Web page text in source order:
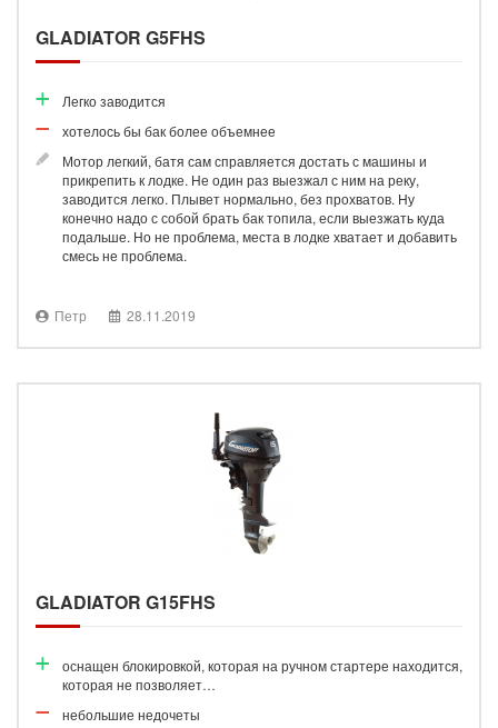
GLADIATOR G5FHS
Легко заводится
хотелось бы бак более объемнее
Мотор легкий, батя сам справляется достать с машины и
прикрепить к лодке. Не один раз выезжал с ним на реку,
заводится легко. Плывет нормально, без прохватов. Ну
конечно надо с собой брать бак топила, если выезжать куда
подальше. Но не проблема, места в лодке хватает и добавить
смесь не проблема.
Петр 28.11.2019
GLADIATOR G15FHS
оснащен блокировкой, которая на ручном стартере находится,
которая не позволяет…
небольшие недочеты